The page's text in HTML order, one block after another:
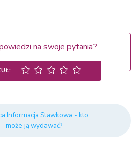
na swoje pytania?
Informacja Stawkowa - kto
może ją wydawać?